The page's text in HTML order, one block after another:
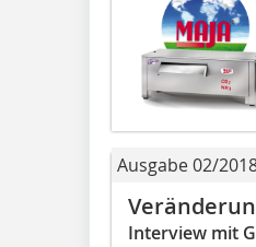
Ausgabe 02/
Interview mit